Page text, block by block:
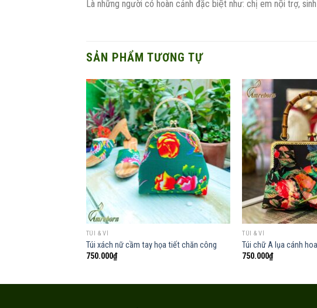
Là những người có hoàn cảnh đặc biệt như: chị em nội trợ,
SẢN PHẨM TƯƠNG TỰ
Add to
wishlist
TÚI & VÍ
Túi xách nữ cầm tay họa tiết chăn công
750.000₫
TÚI & VÍ
Túi chữ A lụa cánh hoa
750.000₫